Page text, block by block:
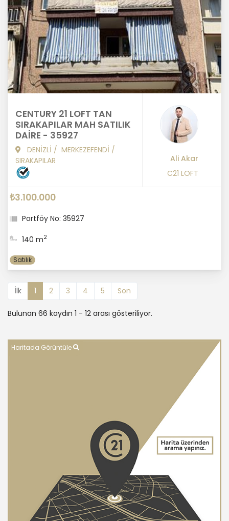
CENTURY 21 LOFT TAN
SIRAKAPILAR MAH SATILIK
DAİRE - 35927
DENİZLİ / MERKEZEFENDİ /
SIRAKAPILAR
Ali Akar
C21 LOFT
₺3.100.000
Portföy No: 35927
140 m2
Satılık
İlk 1 2 3 4 5 Son
Bulunan 66 kaydın 1 - 12 arası gösteriliyor.
Haritada Görüntüle